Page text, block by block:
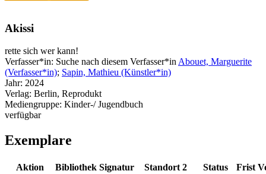
Akissi
rette sich wer kann!
Verfasser*in: Suche nach diesem Verfasser*in Abouet, Marguerite
(Verfasser*in); Sapin, Mathieu (Künstler*in)
Jahr: 2024
Verlag: Berlin, Reprodukt
Mediengruppe: Kinder-/ Jugendbuch
verfügbar
Exemplare
Aktion Bibliothek Signatur Standort 2 Status Frist